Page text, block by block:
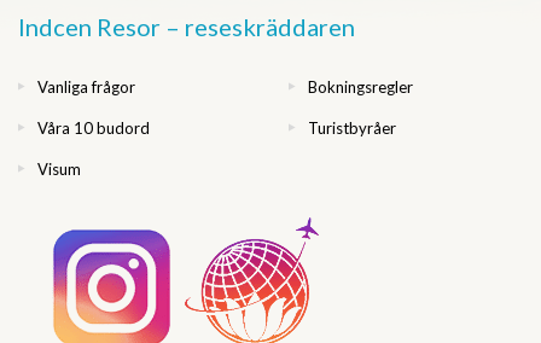
Indcen Resor – reseskräddaren
Vanliga frågor Bokningsregler
Våra 10 budord Turistbyråer
Visum